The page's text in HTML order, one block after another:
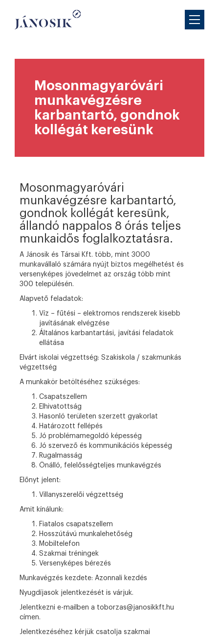
Mosonmagyaróvári
munkavégzésre
karbantartó, gondnok
kollégát keresünk
Mosonmagyaróvári
munkavégzésre karbantartó,
gondnok kollégát keresünk,
állandó nappalos 8 órás teljes
munkaidős foglalkoztatásra.
A Jánosik és Társai Kft. több, mint 3000
munkavállaló számára nyújt biztos megélhetést és
versenyképes jövedelmet az ország több mint
300 településén.
Alapvető feladatok:
Víz – fűtési – elektromos rendszerek kisebb
javításának elvégzése
Általános karbantartási, javítási feladatok
ellátása
Elvárt iskolai végzettség: Szakiskola / szakmunkás
végzettség
A munkakör betöltéséhez szükséges:
Csapatszellem
Elhivatottság
Hasonló területen szerzett gyakorlat
Határozott fellépés
Jó problémamegoldó képesség
Jó szervező és kommunikációs képesség
Rugalmasság
Önálló, felelősségteljes munkavégzés
Előnyt jelent:
Villanyszerelői végzettség
Amit kínálunk:
Fiatalos csapatszellem
Hosszútávú munkalehetőség
Mobiltelefon
Szakmai tréningek
Versenyképes bérezés
Munkavégzés kezdete: Azonnali kezdés
Nyugdíjasok jelentkezését is várjuk.
Jelentkezni e-mailben a toborzas@janosikkft.hu
címen.
Jelentkezéséhez kérjük csatolja szakmai